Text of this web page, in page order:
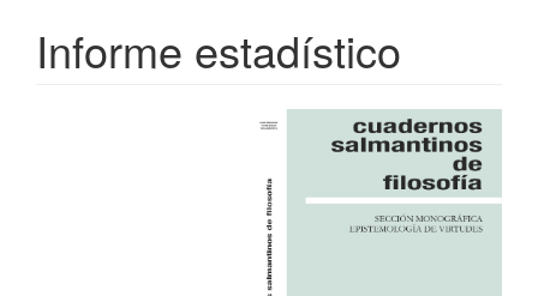
Informe estadístico